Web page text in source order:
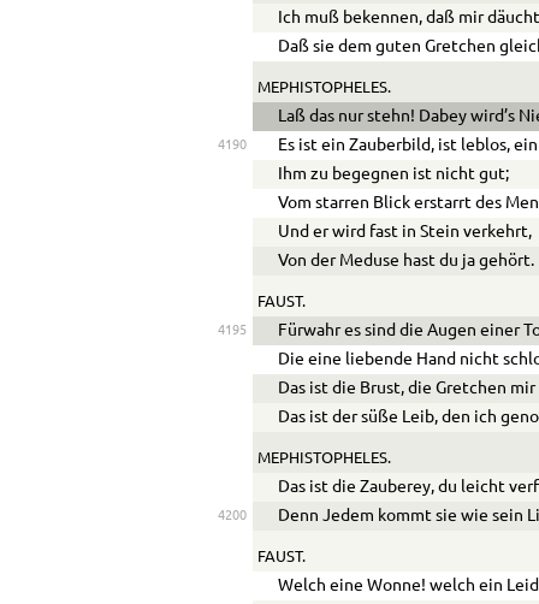
Ich muß bekennen, daß mir
Daß sie dem guten Gretchen
MEPHISTOPHELES.
Laß das nur stehn! Dabey wird’s
4190
Es ist ein Zauberbild, ist leblos,
Ihm zu begegnen ist nicht gut;
Vom starren Blick erstarrt des
Und er wird fast in Stein verkehrt,
Von der Meduse hast du ja gehört.
FAUST.
4195
Fürwahr es sind die Augen einer
Die eine liebende Hand nicht
Das ist die Brust, die Gretchen
Das ist der süße Leib, den ich
MEPHISTOPHELES.
Das ist die Zauberey, du leicht
4200 Denn Jedem kommt sie wie sein
FAUST.
Welch eine Wonne! welch ein